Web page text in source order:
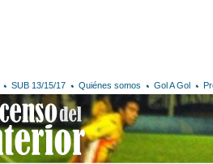
SUB 13/15/17 Quiénes somos Gol A Gol